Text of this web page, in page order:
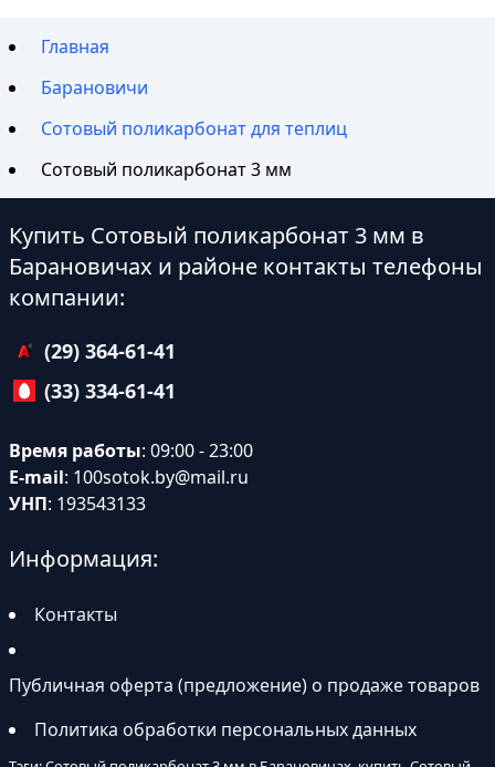
Главная
Барановичи
Сотовый поликарбонат для теплиц
Сотовый поликарбонат 3 мм
Купить Сотовый поликарбонат 3 мм в
Барановичах и районе контакты телефоны
компании:
(29) 364-61-41
(33) 334-61-41
Время работы: 09:00 - 23:00
E-mail: 100sotok.by@mail.ru
УНП: 193543133
Информация:
Контакты
Публичная оферта (предложение) о продаже товаров
Политика обработки персональных данных